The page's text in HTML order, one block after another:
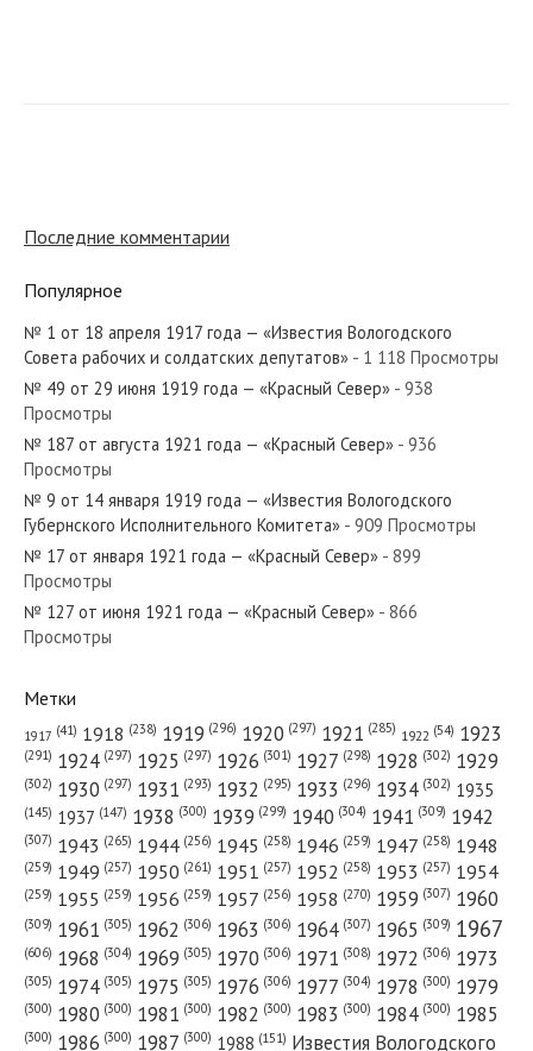
№ 230 от октября 1920 года — «Красный Север»
№ 145 от июня 1962 года — «Красный Север»
№ 163 от июля 1968 года — «Красный Север»
№ 254 от ноября 1985 года — «Красный Север»
№ 291 от декабря 1982 года — «Красный Север»
Последние комментарии
Популярное
№ 1 от 18 апреля 1917 года — «Известия Вологодского
Совета рабочих и солдатских депутатов» - 1 118 Просмотры
№ 49 от 29 июня 1919 года — «Красный Север» - 938
Просмотры
№ 187 от августа 1921 года — «Красный Север» - 936
Просмотры
№ 9 от 14 января 1919 года — «Известия Вологодского
Губернского Исполнительного Комитета» - 909 Просмотры
№ 17 от января 1921 года — «Красный Север» - 899
Просмотры
№ 127 от июня 1921 года — «Красный Север» - 866
Просмотры
Метки
1917 (41) 1918 (238) 1919 (296) 1920 (297) 1921 (285) 1922 (54) 1923
(291) 1924 (297) 1925 (297) 1926 (301) 1927 (298) 1928 (302) 1929
(302) 1930 (297) 1931 (293) 1932 (295) 1933 (296) 1934 (302) 1935
(145) 1937 (147) 1938 (300) 1939 (299) 1940 (304) 1941 (309) 1942
(307) 1943 (265) 1944 (256) 1945 (258) 1946 (259) 1947 (258) 1948
(259) 1949 (257) 1950 (261) 1951 (257) 1952 (258) 1953 (257) 1954
(259) 1955 (259) 1956 (259) 1957 (256) 1958 (270) 1959 (307) 1960
(309) 1961 (305) 1962 (306) 1963 (306) 1964 (307) 1965 (309) 1967
(606) 1968 (304) 1969 (305) 1970 (306) 1971 (308) 1972 (306) 1973
(305) 1974 (305) 1975 (305) 1976 (306) 1977 (304) 1978 (300) 1979
(300) 1980 (300) 1981 (300) 1982 (300) 1983 (300) 1984 (300) 1985
(300) 1986 (300) 1987 (300) 1988 (151) Известия Вологодского